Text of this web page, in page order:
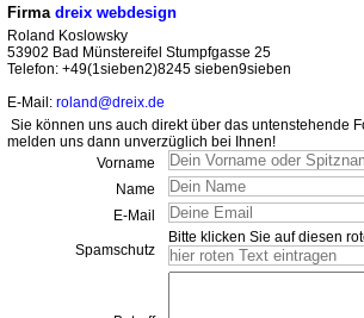
Firma dreix webdesign
Roland Koslowsky
53902 Bad Münstereifel Stumpfgasse 25
Telefon: +49(1sieben2)8245 sieben9sieben
E-Mail: roland@dreix.de
Sie können uns auch direkt über das untenstehende
melden uns dann unverzüglich bei Ihnen!
Vorname
Name
E-Mail
Spamschutz
Bitte klicken Sie auf diesen